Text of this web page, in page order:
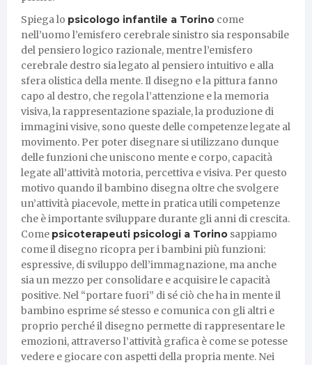
Spiega lo psicologo infantile a Torino come
nell’uomo l’emisfero cerebrale sinistro sia responsabile
del pensiero logico razionale, mentre l’emisfero
cerebrale destro sia legato al pensiero intuitivo e alla
sfera olistica della mente. Il disegno e la pittura fanno
capo al destro, che regola l’attenzione e la memoria
visiva, la rappresentazione spaziale, la produzione di
immagini visive, sono queste delle competenze legate al
movimento. Per poter disegnare si utilizzano dunque
delle funzioni che uniscono mente e corpo, capacità
legate all’attività motoria, percettiva e visiva. Per questo
motivo quando il bambino disegna oltre che svolgere
un’attività piacevole, mette in pratica utili competenze
che è importante sviluppare durante gli anni di crescita.
Come psicoterapeuti psicologi a Torino sappiamo
come il disegno ricopra per i bambini più funzioni:
espressive, di sviluppo dell’immagnazione, ma anche
sia un mezzo per consolidare e acquisire le capacità
positive. Nel “portare fuori” di sé ciò che ha in mente il
bambino esprime sé stesso e comunica con gli altri e
proprio perché il disegno permette di rappresentare le
emozioni, attraverso l’attività grafica è come se potesse
vedere e giocare con aspetti della propria mente. Nei